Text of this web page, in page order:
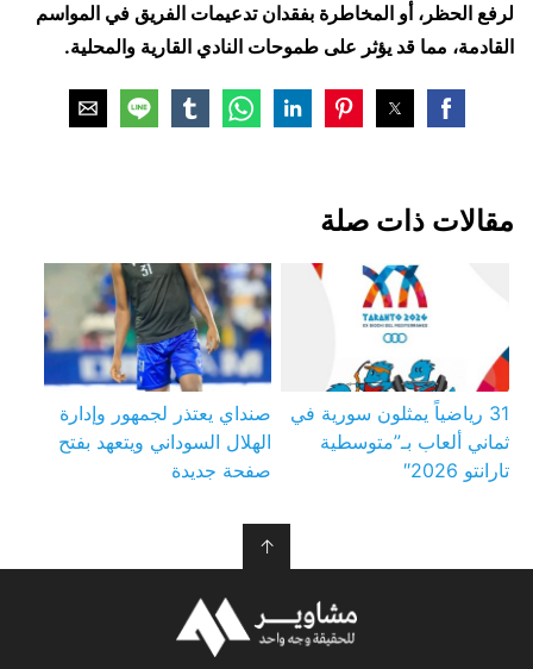
لرفع الحظر، أو المخاطرة بفقدان تدعيمات الفريق في المواسم
القادمة، مما قد يؤثر على طموحات النادي القارية والمحلية.
مقالات ذات صلة
31 رياضياً يمثلون سورية في
ثماني ألعاب بـ”متوسطية
تارانتو 2026″
صنداي يعتذر لجمهور وإدارة
الهلال السوداني ويتعهد بفتح
صفحة جديدة
↑